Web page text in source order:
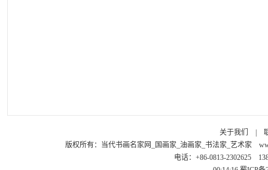
关于我们
版权所有： 当代书画名家网_国画家_油画家_书法家_艺术家
电话：+86-0813-2302625